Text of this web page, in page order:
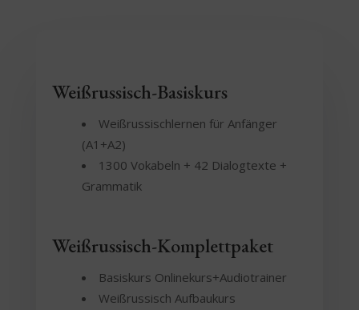
Weißrussisch-Basiskurs
Weißrussischlernen für Anfänger
(A1+A2)
1300 Vokabeln + 42 Dialogtexte +
Grammatik
Weißrussisch-Komplettpaket
Basiskurs Onlinekurs+Audiotrainer
Weißrussisch Aufbaukurs